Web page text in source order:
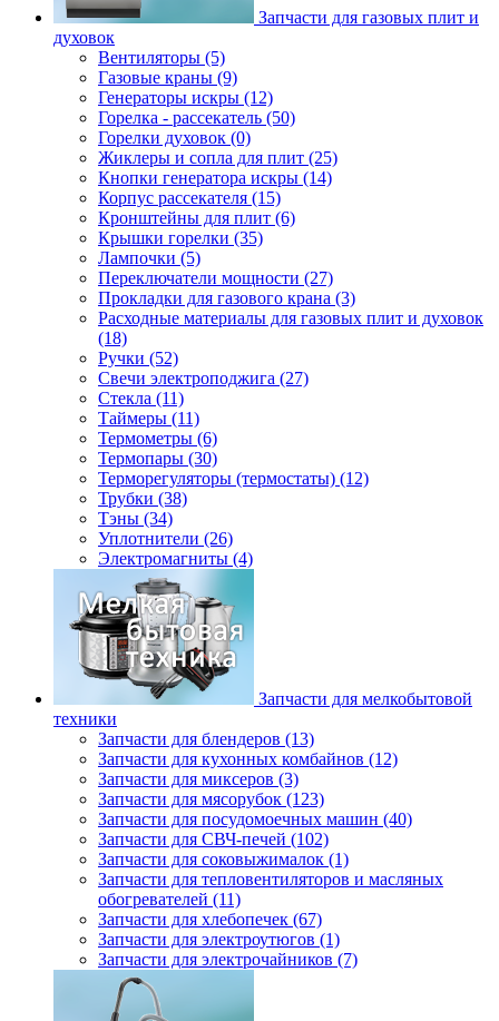
Запчасти для газовых плит и
духовок
Вентиляторы (5)
Газовые краны (9)
Генераторы искры (12)
Горелка - рассекатель (50)
Горелки духовок (0)
Жиклеры и сопла для плит (25)
Кнопки генератора искры (14)
Корпус рассекателя (15)
Кронштейны для плит (6)
Крышки горелки (35)
Лампочки (5)
Переключатели мощности (27)
Прокладки для газового крана (3)
Расходные материалы для газовых плит и духовок
(18)
Ручки (52)
Свечи электроподжига (27)
Стекла (11)
Таймеры (11)
Термометры (6)
Термопары (30)
Терморегуляторы (термостаты) (12)
Трубки (38)
Тэны (34)
Уплотнители (26)
Электромагниты (4)
Запчасти для мелкобытовой
техники
Запчасти для блендеров (13)
Запчасти для кухонных комбайнов (12)
Запчасти для миксеров (3)
Запчасти для мясорубок (123)
Запчасти для посудомоечных машин (40)
Запчасти для СВЧ-печей (102)
Запчасти для соковыжималок (1)
Запчасти для тепловентиляторов и масляных
обогревателей (11)
Запчасти для хлебопечек (67)
Запчасти для электроутюгов (1)
Запчасти для электрочайников (7)